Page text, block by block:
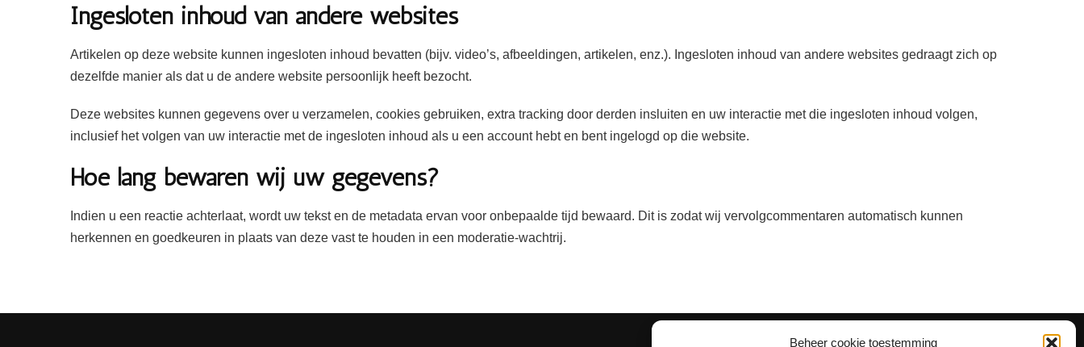
Beheer cookie toestemming
Ingesloten inhoud van andere websites
Artikelen op deze website kunnen ingesloten inhoud bevatten (bijv. video’s, afbeeldingen, artikelen, enz.). Ingesloten inhoud van andere websites gedraagt zich op
dezelfde manier als dat u de andere website persoonlijk heeft bezocht.
Deze websites kunnen gegevens over u verzamelen, cookies gebruiken, extra tracking door derden insluiten en uw interactie met die ingesloten inhoud volgen,
inclusief het volgen van uw interactie met de ingesloten inhoud als u een account hebt en bent ingelogd op die website.
Hoe lang bewaren wij uw gegevens?
Indien u een reactie achterlaat, wordt uw tekst en de metadata ervan voor onbepaalde tijd bewaard. Dit is zodat wij vervolgcommentaren automatisch kunnen
herkennen en goedkeuren in plaats van deze vast te houden in een moderatie-wachtrij.